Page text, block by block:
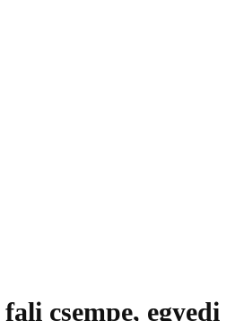
csempe, egyedi